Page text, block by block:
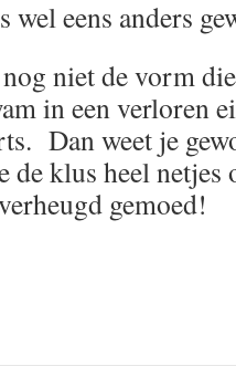
wel eens anders
niet de vorm
in een verloren
Dan weet je
de klus heel
gemoed!